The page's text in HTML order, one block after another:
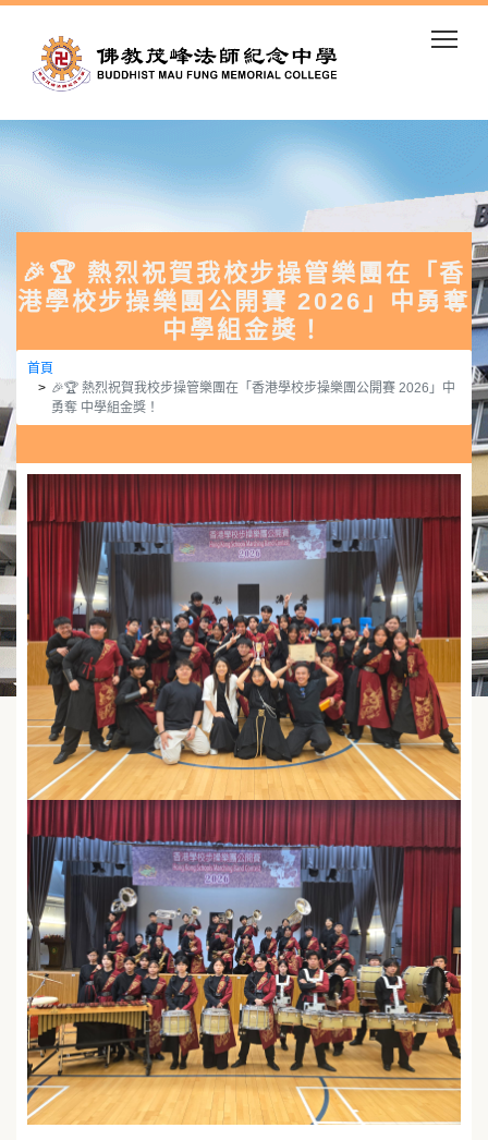
🎉🏆 熱烈祝賀我校步操管樂團在「香
港學校步操樂團公開賽 2026」中勇奪
中學組金獎！
首頁
🎉🏆 熱烈祝賀我校步操管樂團在「香港學校步操樂團公開賽 2026」中
勇奪 中學組金獎！